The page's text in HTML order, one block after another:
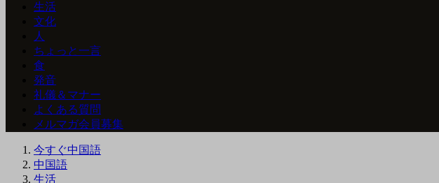
生活
文化
人
ちょっと一言
食
発音
礼儀＆マナー
よくある質問
メルマガ会員募集
今すぐ中国語
中国語
生活